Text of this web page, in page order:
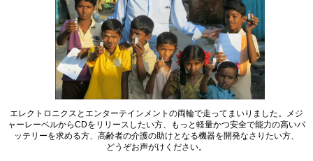
エレクトロニクスとエンターテインメントの両輪で走ってまいりました。メジ
ャーレーベルからCDをリリースしたい方、もっと軽量かつ安全で能力の高いバ
ッテリーを求める方、高齢者の介護の助けとなる機器を開発なさりたい方、
どうぞお声がけください。